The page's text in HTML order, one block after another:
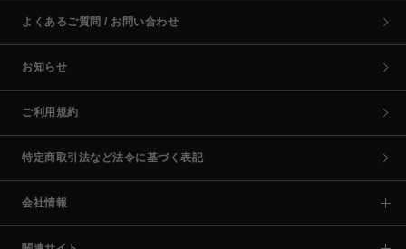
よくあるご質問 / お問い合わせ
お知らせ
ご利用規約
特定商取引法など法令に基づく表記
会社情報